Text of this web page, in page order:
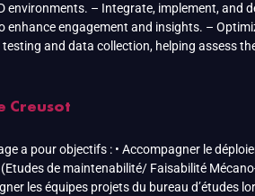
environments. – Integrate, implement,
engagement and insights. –
and data collection, helping assess
Creusot
a pour objectifs : • Accompagner le
de maintenabilité/ Faisabilité
les équipes projets du bureau d’études